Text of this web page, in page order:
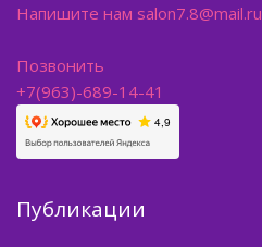
Напишите нам salon7.8@mail.ru
Позвонить
+7(963)-689-14-41
ПубликацииМассаж